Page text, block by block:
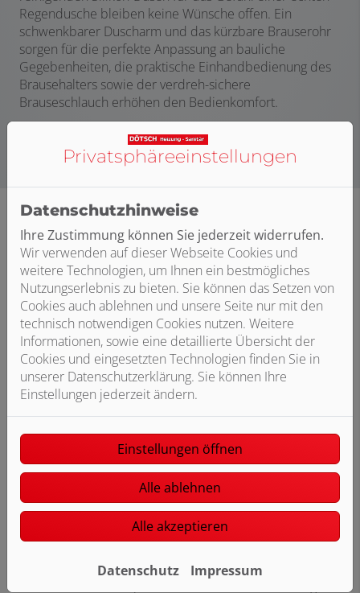
Regendusche bleiben keine Wünsche offen. Ein
schwenkbarer Duscharm und das kürzbare Brauserohr
sorgen für die perfekte Anpassung an bauliche
Gegebenheiten, die praktische Einhandbedienung des
Brausehalters sowie der verdreh-sichere
Brauseschlauch erhöhen den Bedienkomfort.
Highlight: Magnetische Ablage
bringt Zusatznutzen ins Thermostat
Die neuen HANSAOPTIMAThermostate liefern jederzeit
und selbst bei Schwankungen des Wasserdrucks eine
konstante Wassertemperatur für Dusche oder Wanne
Gehäuse, das angenehm temperiert bleibt. Zusammen
Privatsphäre­einstellungen
Datenschutzhinweise
Ihre Zustimmung können Sie jederzeit widerrufen.
Wir verwenden auf dieser Webseite Cookies und
weitere Technologien, um Ihnen ein bestmögliches
Nutzungserlebnis zu bieten. Sie können das Setzen von
Cookies auch ablehnen und unsere Seite nur mit den
technisch notwendigen Cookies nutzen. Weitere
Informationen, sowie eine detaillierte Übersicht der
Cookies und eingesetzten Technologien finden Sie in
unserer Datenschutzerklärung. Sie können Ihre
Einstellungen jederzeit ändern.
Einstellungen öffnen
Alle ablehnen
Alle akzeptieren
Datenschutz Impressum